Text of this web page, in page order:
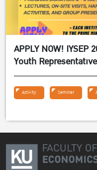
APPLY NOW! IYSEP
Youth
Sufficiency
Activity Seminar